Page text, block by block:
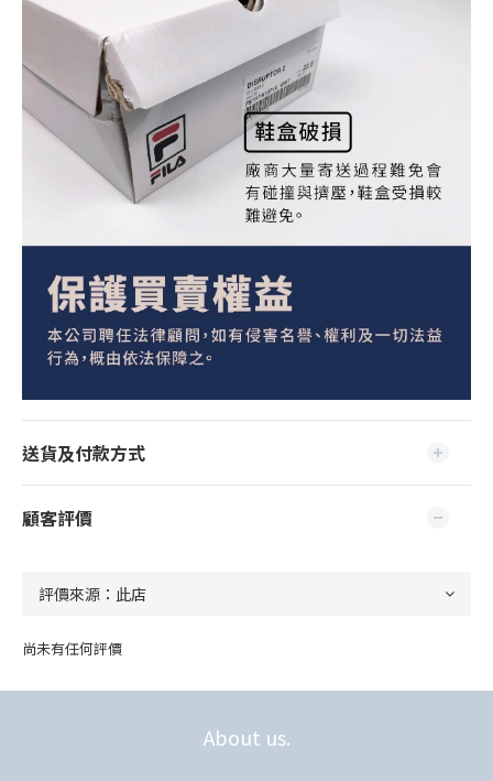
送貨及付款方式
顧客評價
尚未有任何評價
About us.